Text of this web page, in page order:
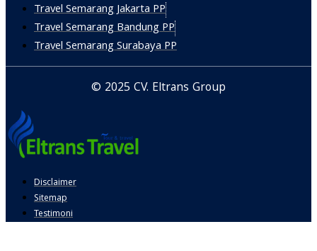
Travel Semarang Jakarta PP
Travel Semarang Bandung PP
Travel Semarang Surabaya PP
© 2025 CV. Eltrans Group
Disclaimer
Sitemap
Testimoni